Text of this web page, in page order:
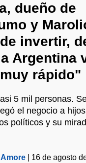
dueño de
y
invertir,
Argentina
rápido"
5 mil personas.
el negocio a
políticos y su
16 de agosto